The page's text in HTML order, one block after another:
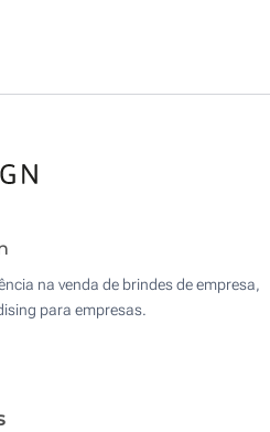
na venda de brindes de empresa,
para empresas.